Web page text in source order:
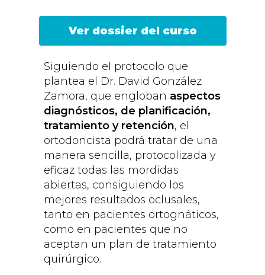
Ver dossier del curso
Siguiendo el protocolo que
plantea el Dr. David González
Zamora, que engloban aspectos
diagnósticos, de planificación,
tratamiento y retención, el
ortodoncista podrá tratar de una
manera sencilla, protocolizada y
eficaz todas las mordidas
abiertas, consiguiendo los
mejores resultados oclusales,
tanto en pacientes ortognáticos,
como en pacientes que no
aceptan un plan de tratamiento
quirúrgico.